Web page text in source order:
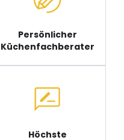
Persönlicher
Küchenfachberater
Höchste